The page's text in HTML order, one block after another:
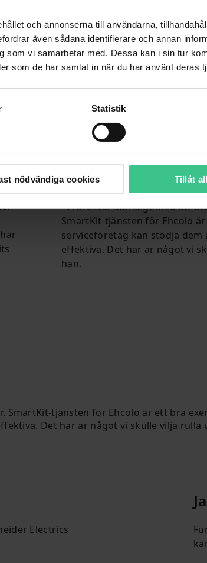
och annonserna till användarna,
även sådana identifierare och annan
som vi samarbetar med. Dessa kan i sin tur
som de har samlat in när du har använt deras
Statistik
nödvändiga cookies Tillåt
Även om alla Ehcolos
arbetar det danska företaget
uppnå hög kvalitet och
optimera Ehcolos
"Tillsammans med Solar har
apparatskåpskomponenter vi
ett artikelnummer för varje
beställer vi kitet med ett
Att göra det enkelt för
Michael Ravn, Account
"Vi arbetar ständigt med att
SmartKit-tjänsten för Ehcolo
serviceföretag kan stödja
effektiva. Det här är något vi
han.
tjänsten för Ehcolo är ett bra
Det här är något vi skulle vilja
Electrics